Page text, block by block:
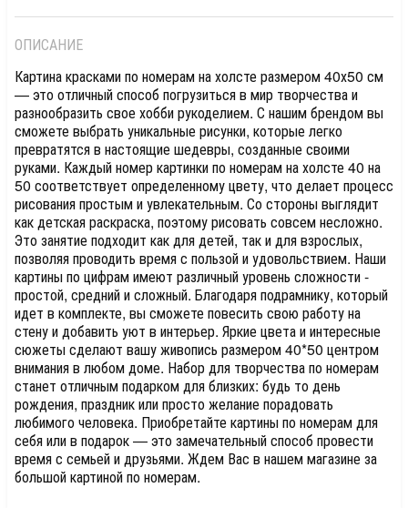
ОПИСАНИЕ
Картина красками по номерам на холсте размером 40х50 см
— это отличный способ погрузиться в мир творчества и
разнообразить свое хобби рукоделием. С нашим брендом вы
сможете выбрать уникальные рисунки, которые легко
превратятся в настоящие шедевры, созданные своими
руками. Каждый номер картинки по номерам на холсте 40 на
50 соответствует определенному цвету, что делает процесс
рисования простым и увлекательным. Со стороны выглядит
как детская раскраска, поэтому рисовать совсем несложно.
Это занятие подходит как для детей, так и для взрослых,
позволяя проводить время с пользой и удовольствием. Наши
картины по цифрам имеют различный уровень сложности -
простой, средний и сложный. Благодаря подрамнику, который
идет в комплекте, вы сможете повесить свою работу на
стену и добавить уют в интерьер. Яркие цвета и интересные
сюжеты сделают вашу живопись размером 40*50 центром
внимания в любом доме. Набор для творчества по номерам
станет отличным подарком для близких: будь то день
рождения, праздник или просто желание порадовать
любимого человека. Приобретайте картины по номерам для
себя или в подарок — это замечательный способ провести
время с семьей и друзьями. Ждем Вас в нашем магазине за
большой картиной по номерам.